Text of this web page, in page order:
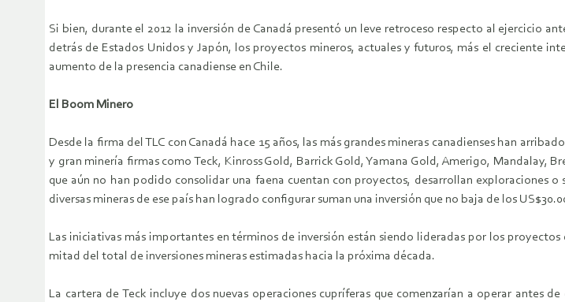
Si bien, durante el 2012 la inversión de Canadá presentó un leve retroceso respecto al ejercicio
detrás de Estados Unidos y Japón, los proyectos mineros, actuales y futuros, más el creciente
aumento de la presencia canadiense en Chile.
El Boom Minero
Desde la firma del TLC con Canadá hace 15 años, las más grandes mineras canadienses han
y gran minería firmas como Teck, Kinross Gold, Barrick Gold, Yamana Gold, Amerigo, Mandalay,
que aún no han podido consolidar una faena cuentan con proyectos, desarrollan exploraciones
diversas mineras de ese país han logrado configurar suman una inversión que no baja de los
Las iniciativas más importantes en términos de inversión están siendo lideradas por los
mitad del total de inversiones mineras estimadas hacia la próxima década.
La cartera de Teck incluye dos nuevas operaciones cupríferas que comenzarían a operar antes